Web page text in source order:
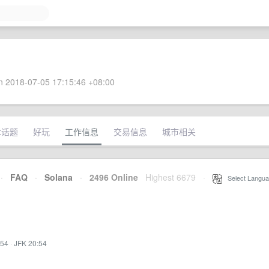
2018-07-05 17:15:46 +08:00
题 好玩 工作信息 交易信息 城市相关
· FAQ · Solana · 2496 Online Highest 6679 Select
· JFK 20:54